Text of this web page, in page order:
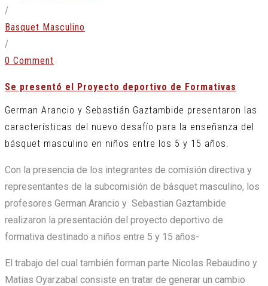
/
Basquet Masculino
/
0 Comment
Se presentó el Proyecto deportivo de Formativas
German Arancio y Sebastián Gaztambide presentaron las
características del nuevo desafío para la enseñanza del
básquet masculino en niños entre los 5 y 15 años.
Con la presencia de los integrantes de comisión directiva y
representantes de la subcomisión de básquet masculino, los
profesores German Arancio y Sebastian Gaztambide
realizaron la presentación del proyecto deportivo de
formativa destinado a niños entre 5 y 15 años-
El trabajo del cual también forman parte Nicolas Rebaudino y
Matias Oyarzabal consiste en tratar de generar un cambio